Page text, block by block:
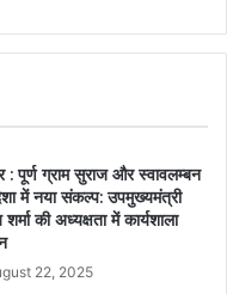
: पूर्ण ग्राम सुराज और स्वावलम्बन
में नया संकल्प: उपमुख्यमंत्री
की अध्यक्षता में कार्यशाला
22, 2025